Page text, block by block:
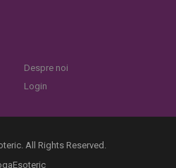
Despre noi
Login
All Rights Reserved.